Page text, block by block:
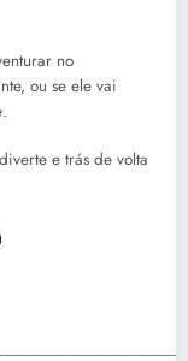
no
ou se ele vai
.
e trás de volta